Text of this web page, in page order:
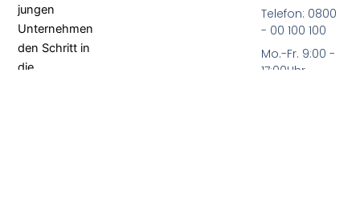
Telefon: 0800
- 00 100 100
Mo.-Fr. 9:00 -
17:00Uhr
jungen
Unternehmen
den Schritt in
die